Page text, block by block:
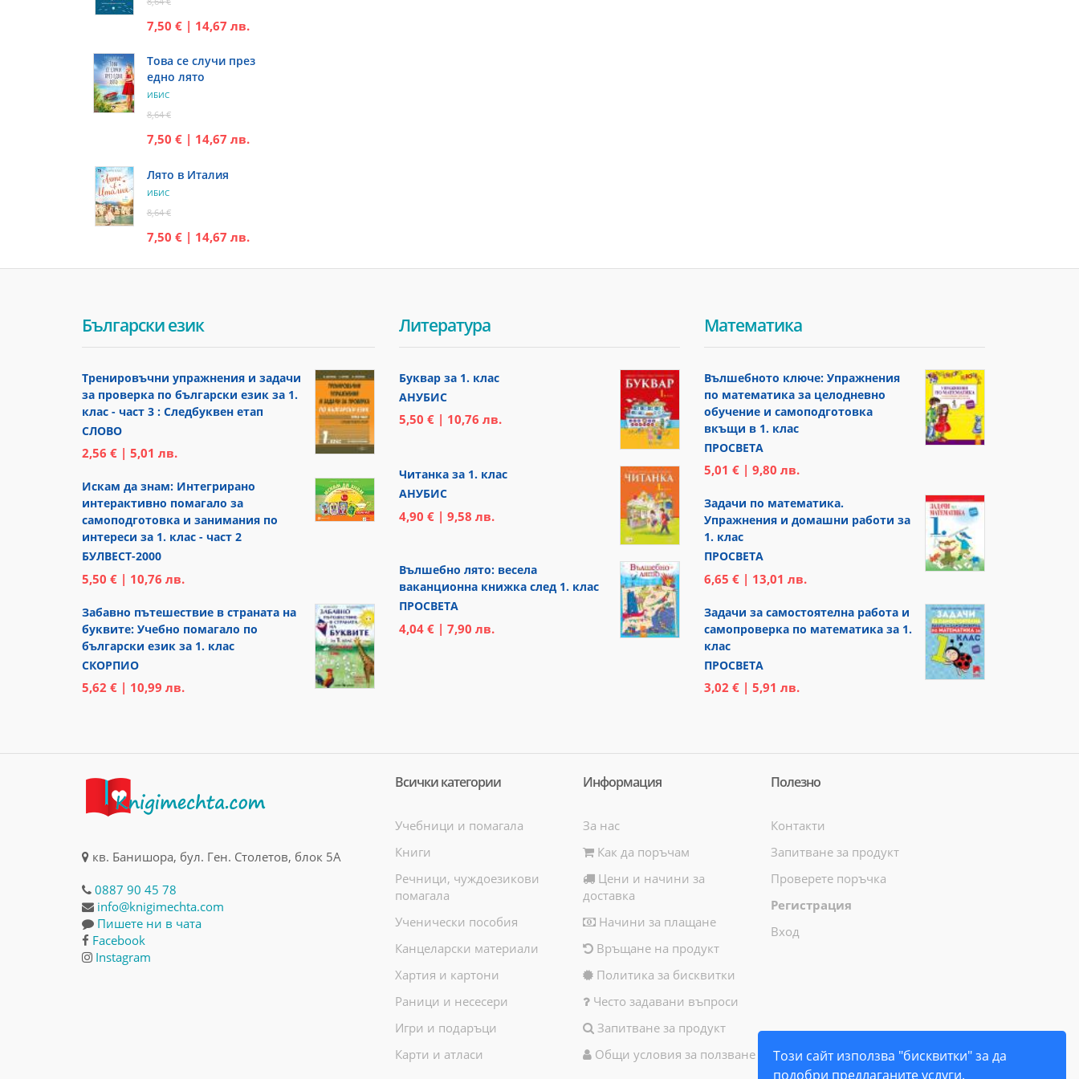
Този сайт използва "бисквитки" за да
подобри предлаганите услуги.
7,50 € | 14,67 лв.
Това се случи през
едно лято
ИБИС
8,64 €
7,50 € | 14,67 лв.
Лято в Италия
ИБИС
8,64 €
7,50 € | 14,67 лв.
Български език
Тренировъчни упражнения и задачи
за проверка по български език за 1.
клас - част 3 : Следбуквен етап
СЛОВО
2,56 € | 5,01 лв.
Искам да знам: Интегрирано
интерактивно помагало за
самоподготовка и занимания по
интереси за 1. клас - част 2
БУЛВЕСТ-2000
5,50 € | 10,76 лв.
Забавно пътешествие в страната на
буквите: Учебно помагало по
български език за 1. клас
СКОРПИО
5,62 € | 10,99 лв.
Литература
Буквар за 1. клас
АНУБИС
5,50 € | 10,76 лв.
Читанка за 1. клас
АНУБИС
4,90 € | 9,58 лв.
Вълшебно лято: весела
ваканционна книжка след 1. клас
ПРОСВЕТА
4,04 € | 7,90 лв.
Математика
Вълшебното ключе: Упражнения
по математика за целодневно
обучение и самоподготовка
вкъщи в 1. клас
ПРОСВЕТА
5,01 € | 9,80 лв.
Задачи по математика.
Упражнения и домашни работи за
1. клас
ПРОСВЕТА
6,65 € | 13,01 лв.
Задачи за самостоятелна работа и
самопроверка по математика за 1.
клас
ПРОСВЕТА
3,02 € | 5,91 лв.
кв. Банишора, бул. Ген. Столетов, блок 5А
0887 90 45 78
info@knigimechta.com
Пишете ни в чата
Facebook
Instagram
Всички категории
Учебници и помагала
Книги
Речници, чуждоезикови
помагала
Ученически пособия
Канцеларски материали
Хартия и картони
Раници и несесери
Игри и подаръци
Карти и атласи
Информация
За нас
Как да поръчам
Цени и начини за
доставка
Начини за плащане
Връщане на продукт
Политика за бисквитки
Често задавани въпроси
Запитване за продукт
Общи условия за ползване
Полезно
Контакти
Запитване за продукт
Проверете поръчка
Регистрация
Вход